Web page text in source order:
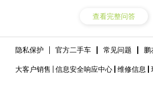
查看完整问答
隐私保护 官方二手车 常见问题 鹏
大客户销售 信息安全响应中心 维修信息